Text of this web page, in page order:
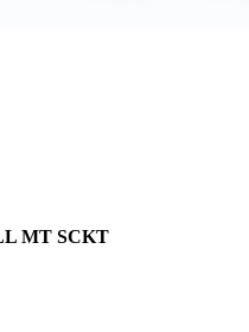
MT SCKT